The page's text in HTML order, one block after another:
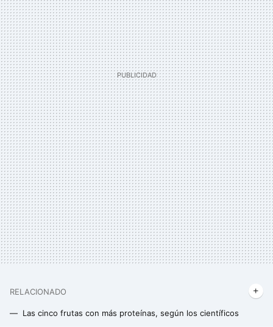
RELACIONADO
Las cinco frutas con más proteínas, según los científicos